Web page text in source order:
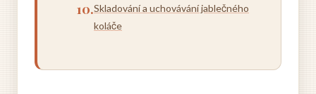
Skladování a uchovávání jablečného
koláče